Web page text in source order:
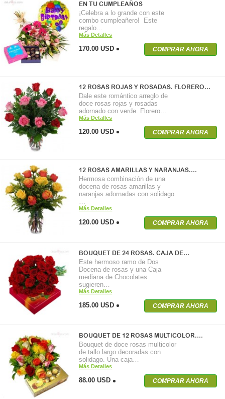
EN TU CUMPLEAÑOS
¡Celebra a lo grande con este
combo cumpleañero! Este
regalo…
Más Detalles
170.00 USD COMPRAR AHORA
12 ROSAS ROJAS Y ROSADAS. FLORERO…
Dale este romántico arreglo de
doce rosas rojas y rosadas
adornado con verde. Florero…
Más Detalles
120.00 USD COMPRAR AHORA
12 ROSAS AMARILLAS Y NARANJAS.…
Hermosa combinación de una
docena de rosas amarillas y
naranjas adornadas con solidago.
Más Detalles
120.00 USD COMPRAR AHORA
BOUQUET DE 24 ROSAS. CAJA DE…
Este hermoso ramo de Dos
Docena de rosas y una Caja
mediana de Chocolates
sugieren…
Más Detalles
185.00 USD COMPRAR AHORA
BOUQUET DE 12 ROSAS MULTICOLOR.…
Bouquet de doce rosas multicolor
de tallo largo decoradas con
solidago. Una caja…
Más Detalles
88.00 USD COMPRAR AHORA